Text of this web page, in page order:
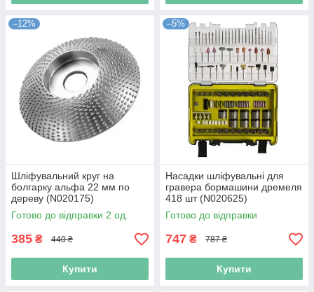
–12%
Шліфувальний круг на
болгарку альфа 22 мм по
дереву (N020175)
Готово до відправки 2 од.
385 ₴ 440 ₴
Купити
–5%
Насадки шліфувальні для
гравера бормашини дремеля
418 шт (N020625)
Готово до відправки
747 ₴ 787 ₴
Купити